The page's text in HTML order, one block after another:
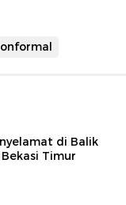
kepala
tentang jatuh
hanya tentang
hidup?
di Balik
Timur